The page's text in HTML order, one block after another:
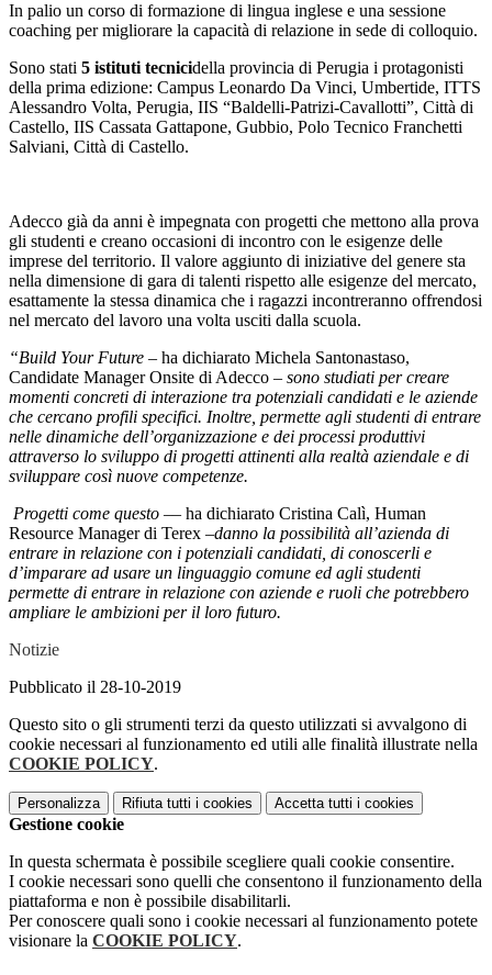
In palio un corso di formazione di lingua inglese e una sessione
coaching per migliorare la capacità di relazione in sede di colloquio.
Sono stati 5 istituti tecnicidella provincia di Perugia i protagonisti
della prima edizione: Campus Leonardo Da Vinci, Umbertide, ITTS
Alessandro Volta, Perugia, IIS “Baldelli-Patrizi-Cavallotti”, Città di
Castello, IIS Cassata Gattapone, Gubbio, Polo Tecnico Franchetti
Salviani, Città di Castello.
Adecco già da anni è impegnata con progetti che mettono alla prova
gli studenti e creano occasioni di incontro con le esigenze delle
imprese del territorio. Il valore aggiunto di iniziative del genere sta
nella dimensione di gara di talenti rispetto alle esigenze del mercato,
esattamente la stessa dinamica che i ragazzi incontreranno offrendosi
nel mercato del lavoro una volta usciti dalla scuola.
“Build Your Future – ha dichiarato Michela Santonastaso,
Candidate Manager Onsite di Adecco – sono studiati per creare
momenti concreti di interazione tra potenziali candidati e le aziende
che cercano profili specifici. Inoltre, permette agli studenti di entrare
nelle dinamiche dell’organizzazione e dei processi produttivi
attraverso lo sviluppo di progetti attinenti alla realtà aziendale e di
sviluppare così nuove competenze.
Progetti come questo –– ha dichiarato Cristina Calì, Human
Resource Manager di Terex –danno la possibilità all’azienda di
entrare in relazione con i potenziali candidati, di conoscerli e
d’imparare ad usare un linguaggio comune ed agli studenti
permette di entrare in relazione con aziende e ruoli che potrebbero
ampliare le ambizioni per il loro futuro.
Notizie
Pubblicato il 28-10-2019
Questo sito o gli strumenti terzi da questo utilizzati si avvalgono di
cookie necessari al funzionamento ed utili alle finalità illustrate nella
COOKIE POLICY.
Personalizza Rifiuta tutti i cookies Accetta tutti i cookies
Gestione cookie
In questa schermata è possibile scegliere quali cookie consentire.
I cookie necessari sono quelli che consentono il funzionamento della
piattaforma e non è possibile disabilitarli.
Per conoscere quali sono i cookie necessari al funzionamento potete
visionare la COOKIE POLICY.